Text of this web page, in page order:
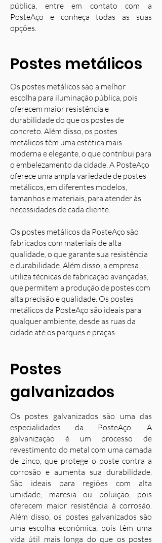
pública, entre em contato com a
PosteAço e conheça todas as suas
opções.
Postes metálicos
Os postes metálicos são a melhor
escolha para iluminação pública, pois
oferecem maior resistência e
durabilidade do que os postes de
concreto. Além disso, os postes
metálicos têm uma estética mais
moderna e elegante, o que contribui para
o embelezamento da cidade. A PosteAço
oferece uma ampla variedade de postes
metálicos, em diferentes modelos,
tamanhos e materiais, para atender às
necessidades de cada cliente.
Os postes metálicos da PosteAço são
fabricados com materiais de alta
qualidade, o que garante sua resistência
e durabilidade. Além disso, a empresa
utiliza técnicas de fabricação avançadas,
que permitem a produção de postes com
alta precisão e qualidade. Os postes
metálicos da PosteAço são ideais para
qualquer ambiente, desde as ruas da
cidade até os parques e praças.
Postes
galvanizados
Os postes galvanizados são uma das
especialidades da PosteAço. A
galvanização é um processo de
revestimento do metal com uma camada
de zinco, que protege o poste contra a
corrosão e aumenta sua durabilidade.
São ideais para regiões com alta
umidade, maresia ou poluição, pois
oferecem maior resistência à corrosão.
Além disso, os postes galvanizados são
uma escolha econômica, pois têm uma
vida útil mais longa do que os postes